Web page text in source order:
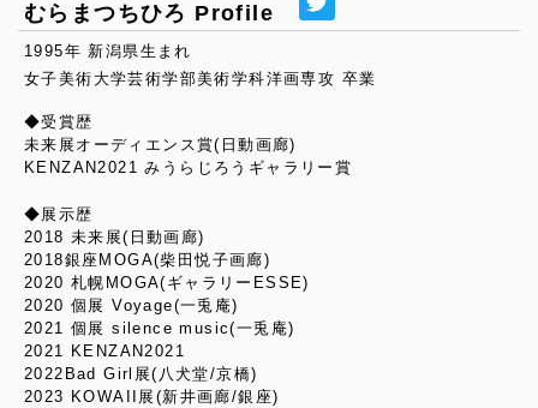
むらまつちひろ Profile
1995年 新潟県生まれ
女子美術大学芸術学部美術学科洋画専攻 卒業
◆受賞歴
未来展オーディエンス賞(日動画廊)
KENZAN2021 みうらじろうギャラリー賞
◆展示歴
2018 未来展(日動画廊)
2018銀座MOGA(柴田悦子画廊)
2020 札幌MOGA(ギャラリーESSE)
2020 個展 Voyage(一兎庵)
2021 個展 silence music(一兎庵)
2021 KENZAN2021
2022Bad Girl展(八犬堂/京橋)
2023 KOWAII展(新井画廊/銀座)